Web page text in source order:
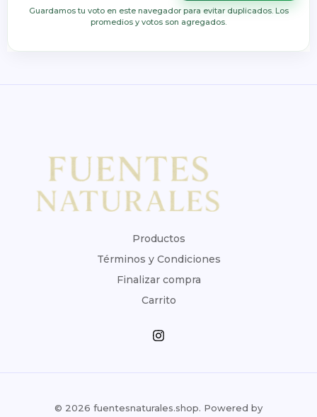
Guardamos tu voto en este navegador para evitar duplicados. Los
promedios y votos son agregados.
Productos
Términos y Condiciones
Finalizar compra
Carrito
© 2026 fuentesnaturales.shop. Powered by